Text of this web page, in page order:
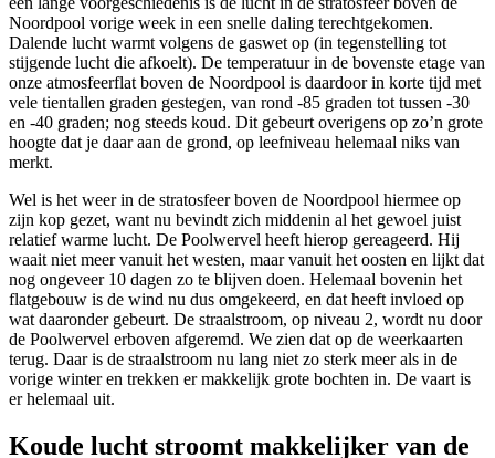
Noordpool vorige week in een snelle daling terechtgekomen.
Dalende lucht warmt volgens de gaswet op (in tegenstelling tot
stijgende lucht die afkoelt). De temperatuur in de bovenste etage van
onze atmosfeerflat boven de Noordpool is daardoor in korte tijd met
vele tientallen graden gestegen, van rond -85 graden tot tussen -30
en -40 graden; nog steeds koud. Dit gebeurt overigens op zo’n grote
hoogte dat je daar aan de grond, op leefniveau helemaal niks van
merkt.
Wel is het weer in de stratosfeer boven de Noordpool hiermee op
zijn kop gezet, want nu bevindt zich middenin al het gewoel juist
relatief warme lucht. De Poolwervel heeft hierop gereageerd. Hij
waait niet meer vanuit het westen, maar vanuit het oosten en lijkt dat
nog ongeveer 10 dagen zo te blijven doen. Helemaal bovenin het
flatgebouw is de wind nu dus omgekeerd, en dat heeft invloed op
wat daaronder gebeurt. De straalstroom, op niveau 2, wordt nu door
de Poolwervel erboven afgeremd. We zien dat op de weerkaarten
terug. Daar is de straalstroom nu lang niet zo sterk meer als in de
vorige winter en trekken er makkelijk grote bochten in. De vaart is
er helemaal uit.
Koude lucht stroomt makkelijker van de